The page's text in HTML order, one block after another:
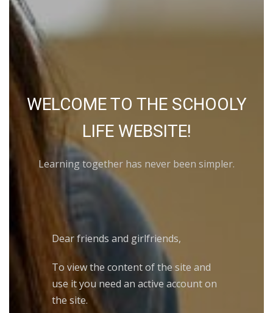
WELCOME TO THE SCHOOLY
LIFE WEBSITE!
Learning together has never been simpler.
Dear friends and girlfriends,
To view the content of the site and
use it you need an active account on
the site.